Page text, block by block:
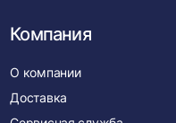
Компания
О компании
Доставка